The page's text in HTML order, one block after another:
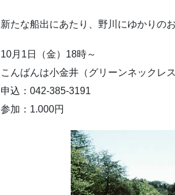
新たな船出にあたり、野川にゆかりの
10月1日（金）18時～
こんばんは小金井（グリーンネックレス
申込：042-385-3191
参加：1.000円